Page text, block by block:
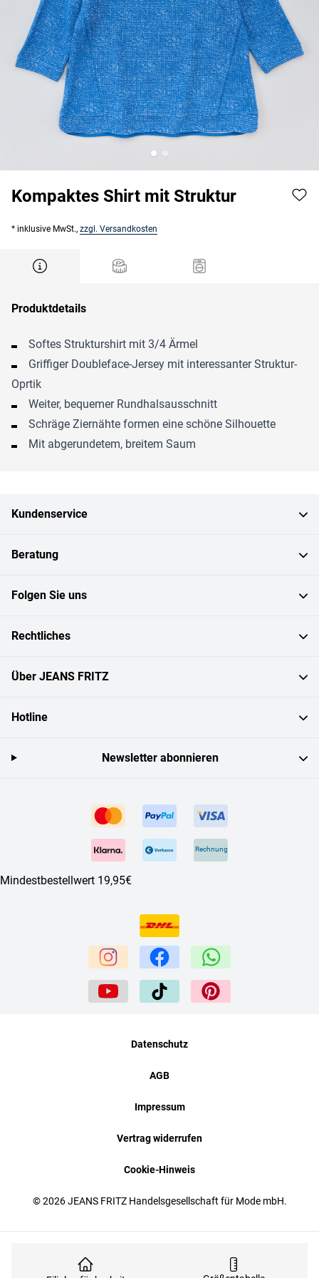
Kompaktes Shirt mit Struktur
* inklusive MwSt., zzgl. Versandkosten
Produktdetails
Softes Strukturshirt mit 3/4 Ärmel
Griffiger Doubleface-Jersey mit interessanter Struktur-
Oprtik
Weiter, bequemer Rundhalsausschnitt
Schräge Ziernähte formen eine schöne Silhouette
Mit abgerundetem, breitem Saum
Kundenservice
Beratung
Folgen Sie uns
Rechtliches
Über JEANS FRITZ
Hotline
Rechnung
Mindestbestellwert 19,95€
Newsletter abonnieren
© 2026 JEANS FRITZ Handelsgesellschaft für Mode mbH.
Datenschutz
AGB
Impressum
Vertrag widerrufen
Cookie-Hinweis